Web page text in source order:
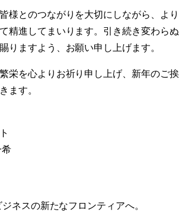
様とのつながりを大切にしながら、より
精進してまいります。引き続き変わらぬ
りますよう、お願い申し上げます。
栄を心よりお祈り申し上げ、新年のご挨
ます。
希
ネスの新たなフロンティアへ。